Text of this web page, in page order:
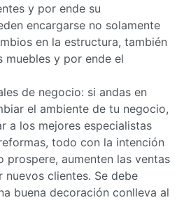
y por ende su
encargarse no solamente
en la estructura, también
muebles y por ende el
de negocio: si andas en
el ambiente de tu negocio,
a los mejores especialistas
todo con la intención
prospere, aumenten las ventas
nuevos clientes. Se debe
buena decoración conlleva al